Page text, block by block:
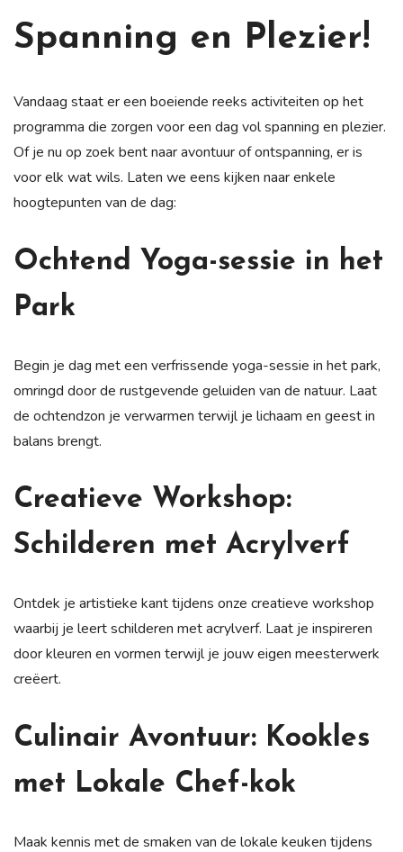
Spanning en Plezier!
Vandaag staat er een boeiende reeks activiteiten op het
programma die zorgen voor een dag vol spanning en plezier.
Of je nu op zoek bent naar avontuur of ontspanning, er is
voor elk wat wils. Laten we eens kijken naar enkele
hoogtepunten van de dag:
Ochtend Yoga-sessie in het
Park
Begin je dag met een verfrissende yoga-sessie in het park,
omringd door de rustgevende geluiden van de natuur. Laat
de ochtendzon je verwarmen terwijl je lichaam en geest in
balans brengt.
Creatieve Workshop:
Schilderen met Acrylverf
Ontdek je artistieke kant tijdens onze creatieve workshop
waarbij je leert schilderen met acrylverf. Laat je inspireren
door kleuren en vormen terwijl je jouw eigen meesterwerk
creëert.
Culinair Avontuur: Kookles
met Lokale Chef-kok
Maak kennis met de smaken van de lokale keuken tijdens